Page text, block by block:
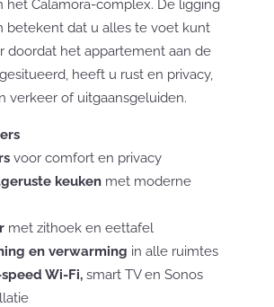
het Calamora-complex. De ligging
betekent dat u alles te voet kunt
doordat het appartement aan de
heeft u rust en privacy,
verkeer of uitgaansgeluiden.
voor comfort en privacy
keukenmet moderne
met zithoek en eettafel
en verwarming in alle ruimtes
Wi-Fi, smart TV en Sonos